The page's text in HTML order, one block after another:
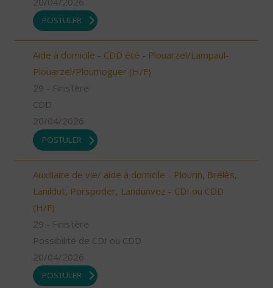
POSTULER
Aide à domicile - CDD été - Plouarzel/Lampaul-
Plouarzel/Ploumoguer (H/F)
29 - Finistère
CDD
20/04/2026
POSTULER
Auxiliaire de vie/ aide à domicile - Plourin, Brélès,
Lanildut, Porspoder, Landunvez - CDI ou CDD
(H/F)
29 - Finistère
Possibilité de CDI ou CDD
20/04/2026
POSTULER